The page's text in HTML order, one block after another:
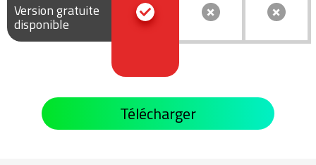
Version gratuite
disponible
Télécharger